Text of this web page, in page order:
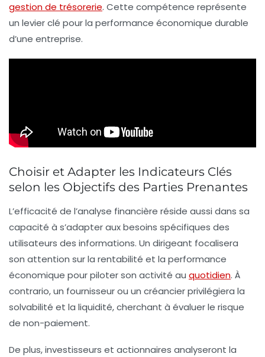
gestion de trésorerie. Cette compétence représente
un levier clé pour la performance économique durable
d’une entreprise.
Choisir et Adapter les Indicateurs Clés
selon les Objectifs des Parties Prenantes
L’efficacité de l’analyse financière réside aussi dans sa
capacité à s’adapter aux besoins spécifiques des
utilisateurs des informations. Un dirigeant focalisera
son attention sur la rentabilité et la performance
économique pour piloter son activité au quotidien. À
contrario, un fournisseur ou un créancier privilégiera la
solvabilité et la liquidité, cherchant à évaluer le risque
de non-paiement.
De plus, investisseurs et actionnaires analyseront la